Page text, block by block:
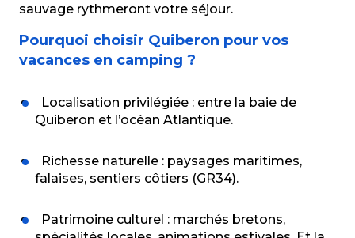
sauvage rythmeront votre séjour.
Pourquoi choisir Quiberon pour vos
vacances en camping ?
Localisation privilégiée : entre la baie de
Quiberon et l’océan Atlantique.
Richesse naturelle : paysages maritimes,
falaises, sentiers côtiers (GR34).
Patrimoine culturel : marchés bretons,